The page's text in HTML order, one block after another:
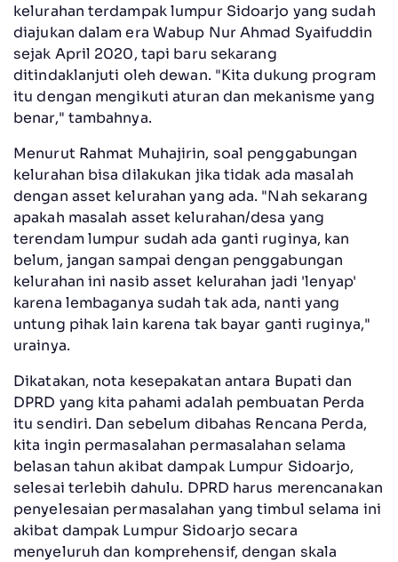
kelurahan terdampak lumpur Sidoarjo yang sudah
diajukan dalam era Wabup Nur Ahmad Syaifuddin
sejak April 2020, tapi baru sekarang
ditindaklanjuti oleh dewan. "Kita dukung program
itu dengan mengikuti aturan dan mekanisme yang
benar," tambahnya.
Menurut Rahmat Muhajirin, soal penggabungan
kelurahan bisa dilakukan jika tidak ada masalah
dengan asset kelurahan yang ada. "Nah sekarang
apakah masalah asset kelurahan/desa yang
terendam lumpur sudah ada ganti ruginya, kan
belum, jangan sampai dengan penggabungan
kelurahan ini nasib asset kelurahan jadi 'lenyap'
karena lembaganya sudah tak ada, nanti yang
untung pihak lain karena tak bayar ganti ruginya,"
urainya.
Dikatakan, nota kesepakatan antara Bupati dan
DPRD yang kita pahami adalah pembuatan Perda
itu sendiri. Dan sebelum dibahas Rencana Perda,
kita ingin permasalahan permasalahan selama
belasan tahun akibat dampak Lumpur Sidoarjo,
selesai terlebih dahulu. DPRD harus merencanakan
penyelesaian permasalahan yang timbul selama ini
akibat dampak Lumpur Sidoarjo secara
menyeluruh dan komprehensif, dengan skala